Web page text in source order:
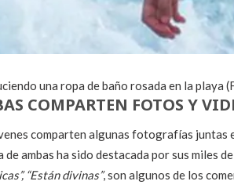
una ropa de baño rosada en la playa
COMPARTEN FOTOS Y
comparten algunas fotografías juntas
de ambas ha sido destacada por sus miles
“Están divinas”, son algunos de los